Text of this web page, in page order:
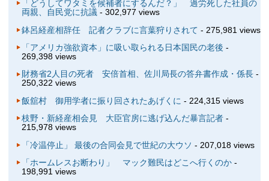
「どうしてワタミを候補者にするんだ？」 過労死した社員の
両親、自民党に抗議- 302,977 views
鉢呂経産相辞任 記者クラブに言葉狩りされて - 275,981 views
「アメリカ強欲資本」に吸い取られる日本国民の老後 -
269,398 views
財務省2人目の死者 安倍首相、佐川局長の答弁書作成・係長-
250,322 views
飯舘村 御用学者に振り回されたあげくに - 224,315 views
枝野・新経産相会見 大臣官房に逃げ込んだ暴言記者-
215,978 views
「冷温停止」 最後の合同会見で世紀の大ウソ - 207,018 views
「ホームレスお断わり」 マック難民はどこへ行くのか-
198,991 views